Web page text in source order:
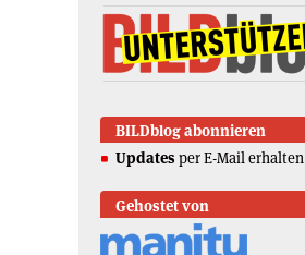
BILDblog abonnieren
Updates per E-Mail erhalten
Gehostet von